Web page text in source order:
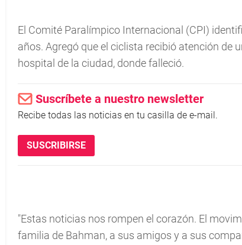
El Comité Paralímpico Internacional (CPI)
años. Agregó que el ciclista recibió atención de
hospital de la ciudad, donde falleció.
Suscríbete a nuestro newsletter
Recibe todas las noticias en tu casilla de e-mail.
SUSCRIBIRSE
"Estas noticias nos rompen el corazón. El
familia de Bahman, a sus amigos y a sus